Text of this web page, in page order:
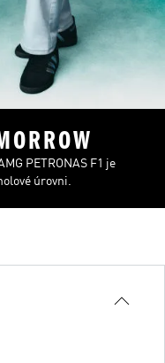
PETRONAS F1 je
úrovni.